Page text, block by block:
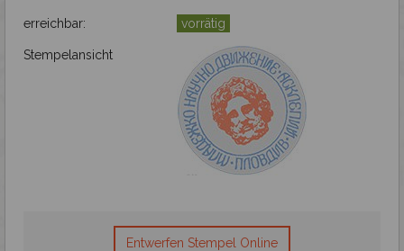
erreichbar: vorrätig
Stempelansicht
Entwerfen Stempel Online